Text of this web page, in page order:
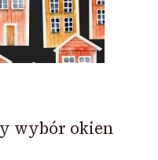
wybór okien